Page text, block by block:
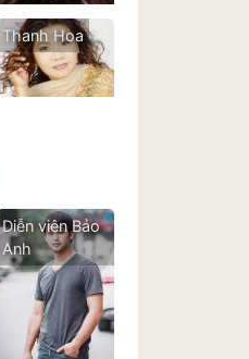
Thanh Hoa
Diễn viên Bảo
Anh